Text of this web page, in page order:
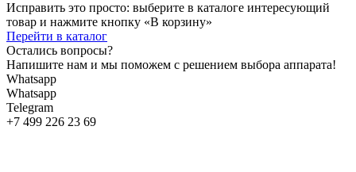
Исправить это просто: выберите в каталоге интересующий
товар и нажмите кнопку «В корзину»
Перейти в каталог
Остались вопросы?
Напишите нам и мы поможем с решением выбора аппарата!
Whatsapp
Whatsapp
Telegram
+7 499 226 23 69